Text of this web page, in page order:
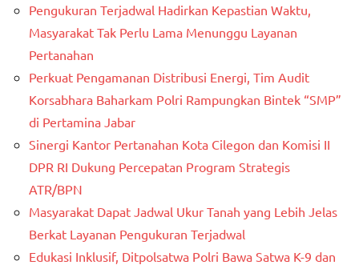
Pengukuran Terjadwal Hadirkan Kepastian Waktu,
Masyarakat Tak Perlu Lama Menunggu Layanan
Pertanahan
Perkuat Pengamanan Distribusi Energi, Tim Audit
Korsabhara Baharkam Polri Rampungkan Bintek “SMP”
di Pertamina Jabar
Sinergi Kantor Pertanahan Kota Cilegon dan Komisi II
DPR RI Dukung Percepatan Program Strategis
ATR/BPN
Masyarakat Dapat Jadwal Ukur Tanah yang Lebih Jelas
Berkat Layanan Pengukuran Terjadwal
Edukasi Inklusif, Ditpolsatwa Polri Bawa Satwa K-9 dan